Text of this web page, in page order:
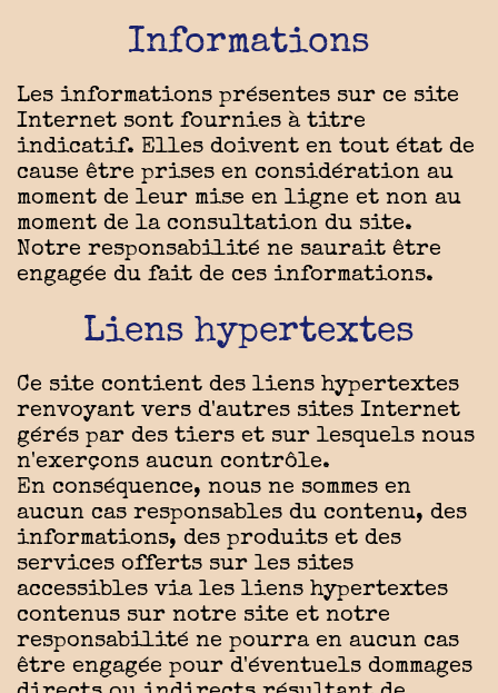
Informations
Les informations présentes sur ce site
Internet sont fournies à titre
indicatif. Elles doivent en tout état de
cause être prises en considération au
moment de leur mise en ligne et non au
moment de la consultation du site.
Notre responsabilité ne saurait être
engagée du fait de ces informations.
Liens hypertextes
Ce site contient des liens hypertextes
renvoyant vers d'autres sites Internet
gérés par des tiers et sur lesquels nous
n'exerçons aucun contrôle.
En conséquence, nous ne sommes en
aucun cas responsables du contenu, des
informations, des produits et des
services offerts sur les sites
accessibles via les liens hypertextes
contenus sur notre site et notre
responsabilité ne pourra en aucun cas
être engagée pour d'éventuels dommages